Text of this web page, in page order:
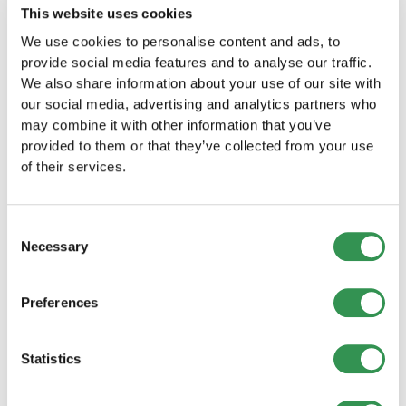
This website uses cookies
We use cookies to personalise content and ads, to
provide social media features and to analyse our traffic.
We also share information about your use of our site with
our social media, advertising and analytics partners who
may combine it with other information that you’ve
provided to them or that they’ve collected from your use
of their services.
Selection
Necessary
Preferences
Statistics
Quali sono le forme giuridiche a
disposizione degli aspiranti fondatori di
società nel Canton Appenzello Esterno?
Nel Canton Appenzello Esterno, i fondatori di
società possono scegliere tra diverse forme
Quali sono i vantaggi della fondazione di
una Sagl per le start-up?
azionisti e una flessibilità nella gestione,
particolarmente interessante per le piccole
start-up costituire una società anonima
La costituzione di una SA consente una
raccolta di capitali più consistente e una
partecipazione più ampia di investitori, il che
può essere un vantaggio per le start-up con
Quali sono i rischi legati alla creazione di
Nel caso di una ditta individuale,